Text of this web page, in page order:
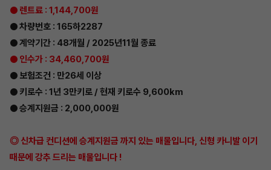
● 렌트료 : 1,144,700원
● 차량번호 : 165하2287
● 계약기간 : 48개월 / 2025년11월 종료
● 인수가 : 34,460,700원
● 보험조건 : 만26세 이상
● 키로수 : 1년 3만키로 / 현재 키로수 9,600km
● 승계지원금 : 2,000,000원
◎ 신차급 컨디션에 승계지원금 까지 있는 매물입니다, 신형 카니발 이기
때문에 강추 드리는 매물입니다 !